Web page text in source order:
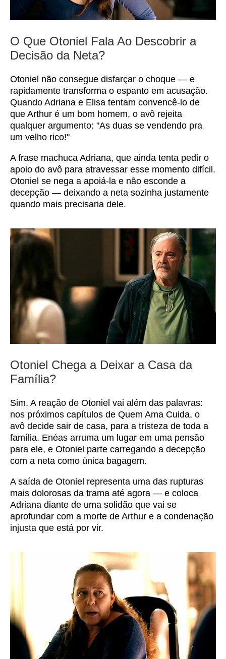
O Que Otoniel Fala Ao Descobrir a
Decisão da Neta?
Otoniel não consegue disfarçar o choque — e
rapidamente transforma o espanto em acusação.
Quando Adriana e Elisa tentam convencê-lo de
que Arthur é um bom homem, o avô rejeita
qualquer argumento: "As duas se vendendo pra
um velho rico!"
A frase machuca Adriana, que ainda tenta pedir o
apoio do avô para atravessar esse momento difícil.
Otoniel se nega a apoiá-la e não esconde a
decepção — deixando a neta sozinha justamente
quando mais precisaria dele.
Otoniel Chega a Deixar a Casa da
Família?
Sim. A reação de Otoniel vai além das palavras:
nos próximos capítulos de Quem Ama Cuida, o
avô decide sair de casa, para a tristeza de toda a
família. Enéas arruma um lugar em uma pensão
para ele, e Otoniel parte carregando a decepção
com a neta como única bagagem.
A saída de Otoniel representa uma das rupturas
mais dolorosas da trama até agora — e coloca
Adriana diante de uma solidão que vai se
aprofundar com a morte de Arthur e a condenação
injusta que está por vir.